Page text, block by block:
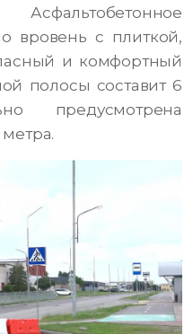
вровень с плиткой,
и комфортный
полосы составит 6
предусмотрена